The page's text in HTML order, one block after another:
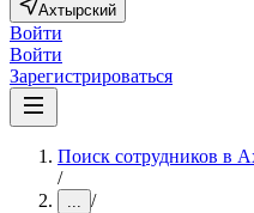
Ахтырский
Войти
Войти
Зарегистрироваться
Поиск сотрудников в
/
... /